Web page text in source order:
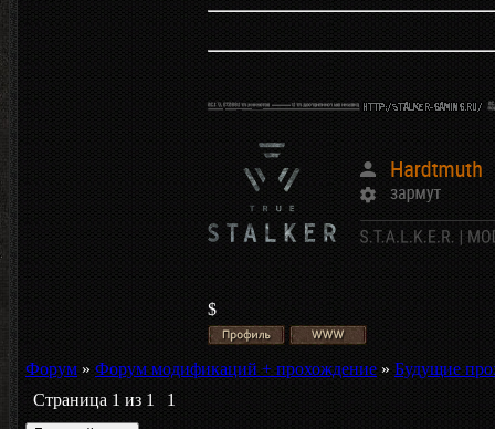
$
Форум » Форум модификаций + прохождение » Будущие
Страница 1 из 1 1